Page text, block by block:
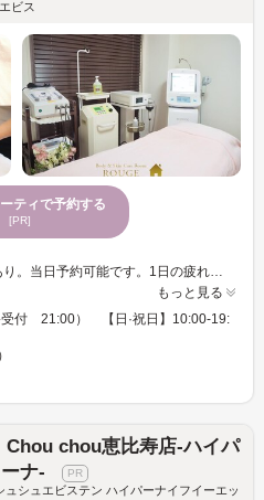
ビス
ティで予約する
[PR]
■平日21時~23時、限定メニューあり。当日予約可能です。1日の疲れをとり、頭&身体スッキリ◎ (深夜限定時間は、初回お試しメニューは、受け付けておりません。) ■【初回】乳酸ピーリング＋超音波毛穴洗浄で、毛穴レスなツルツル美肌に◎ 50分 ¥7800 ■【初回】ヒップ・太もも・お腹・二の腕などを集中的にシェイプアップして、サイズダウンしたい方、リバウンドしたくない方。即実感！［キャビテーション＋セルライト除去の2種のマシン］＋ベテランの手技により、脂肪細胞をへらして、スッキリと確かな結果を出します。 継続して、確実なサイズダウン◎ 90分 ￥11000 ■【初回】たるみ、クスミ、毛穴の開きを改善して、 小顔、ツルツル美肌◎ 80分 ¥9800 ■なりたい肌・なりたいボディ・をお聞かせ下さい。ベテランエステティシャンと一緒にご希望を実現してゆきましょう
もっと見る
受付 21:00） 【日·祝日】10:00-19:
Chou chou恵比寿店-ハイパ
ナ-
シュエビステン ハイパーナイフイーエッ